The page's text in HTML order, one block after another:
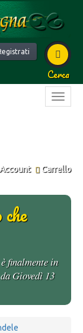
Cerca
Carrello
finalmente in
Giovedì 13